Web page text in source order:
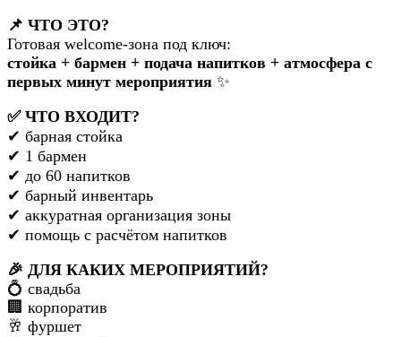
📌 ЧТО ЭТО?
Готовая welcome-зона под ключ:
стойка + бармен + подача напитков + атмосфера с
первых минут мероприятия ✨
✅ ЧТО ВХОДИТ?
✔ барная стойка
✔ 1 бармен
✔ до 60 напитков
✔ барный инвентарь
✔ аккуратная организация зоны
✔ помощь с расчётом напитков
🎉 ДЛЯ КАКИХ МЕРОПРИЯТИЙ?
💍 свадьба
🏢 корпоратив
🥂 фуршет